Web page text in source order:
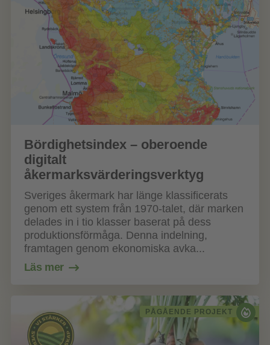
Bördighetsindex – oberoende
digitalt
åkermarksvärderingsverktyg
Sveriges åkermark har länge klassificerats
genom ett system från 1970‑talet, där marken
delades in i tio klasser baserat på dess
produktionsförmåga. Denna indelning,
framtagen genom ekonomiska avka...
Läs mer
PÅGÅENDE PROJEKT